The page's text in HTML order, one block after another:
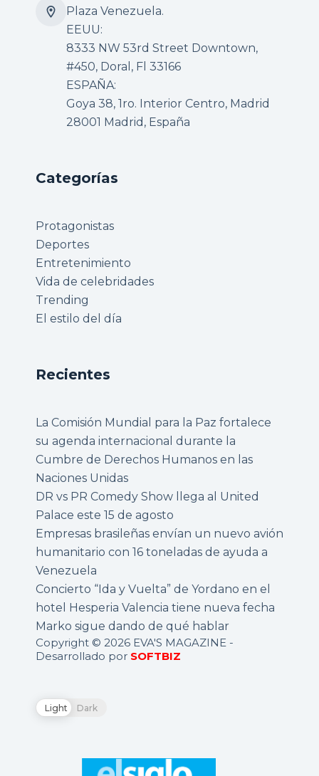
Plaza Venezuela.
EEUU:
8333 NW 53rd Street Downtown,
#450, Doral, Fl 33166
ESPAÑA:
Goya 38, 1ro. Interior Centro, Madrid
28001 Madrid, España
Categorías
Protagonistas
Deportes
Entretenimiento
Vida de celebridades
Trending
El estilo del día
Recientes
La Comisión Mundial para la Paz fortalece
su agenda internacional durante la
Cumbre de Derechos Humanos en las
Naciones Unidas
DR vs PR Comedy Show llega al United
Palace este 15 de agosto
Empresas brasileñas envían un nuevo avión
humanitario con 16 toneladas de ayuda a
Venezuela
Concierto “Ida y Vuelta” de Yordano en el
hotel Hesperia Valencia tiene nueva fecha
Marko sigue dando de qué hablar
Copyright © 2026 EVA'S MAGAZINE -
Desarrollado por SOFTBIZ
Light Dark